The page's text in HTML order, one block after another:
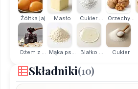
Żółtka jaj Masło Cukier ... Orzechy...
Dżem z ... Mąka ps... Białko ... Cukier
Składniki(10)